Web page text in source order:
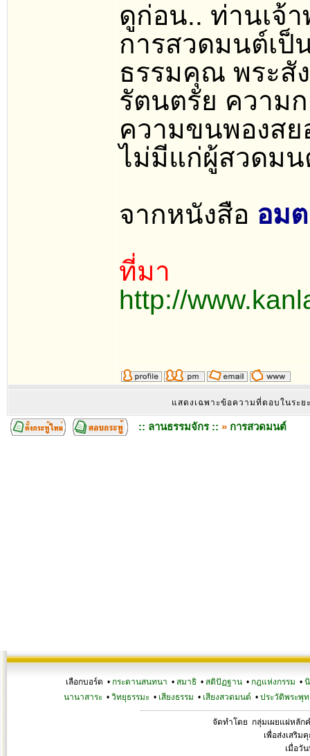
ดูก่อน.. ท่านเจ้
การสวดมนต์เป็
ธรรมคุณ พระสั
รัตนตรัย ความ
ความขนพองสย
ไม่มีแก่ผู้สวดม
จากหนังสือ อม
ที่มา
http://
แสดงเฉพาะข้อความที่ตอบในระ
:: ลานธรรมจักร :: » การสวดมนต์
เลือกบอร์ด • กระดานสนทนา • สมาธิ • สติปัฏฐาน • กฎแห่งกรรม •
นานาสาระ• วิทยุธรรมะ• เสียงธรรม • เสียงสวดมนต์ • ประวัติพระพุท
จัดทำโดย กลุ่มเผยแผ่หลัก
เพื่อส่งเสริม
เมื่อวั